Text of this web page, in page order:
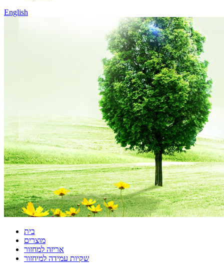
English
בית
מוצרים
אריזה למחזור
שקיות עמידה למיחזור